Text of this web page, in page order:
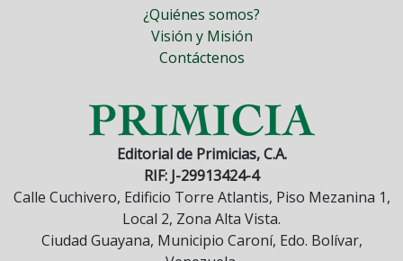
¿Quiénes somos?
Visión y Misión
Contáctenos
Editorial de Primicias, C.A.
RIF: J-29913424-4
Calle Cuchivero, Edificio Torre Atlantis, Piso Mezanina 1,
Local 2, Zona Alta Vista.
Ciudad Guayana, Municipio Caroní, Edo. Bolívar,